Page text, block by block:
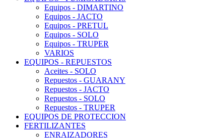
Equipos - DIMARTINO
Equipos - JACTO
Equipos - PRETUL
Equipos - SOLO
Equipos - TRUPER
VARIOS
EQUIPOS - REPUESTOS
Aceites - SOLO
Repuestos - GUARANY
Repuestos - JACTO
Repuestos - SOLO
Repuestos - TRUPER
EQUIPOS DE PROTECCION
FERTILIZANTES
ENRAIZADORES